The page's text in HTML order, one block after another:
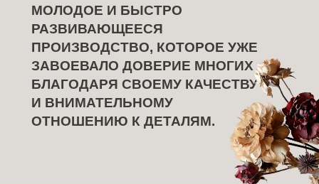
МОЛОДОЕ И БЫСТРО
РАЗВИВАЮЩЕЕСЯ
ПРОИЗВОДСТВО, КОТОРОЕ УЖЕ
ЗАВОЕВАЛО ДОВЕРИЕ МНОГИХ
БЛАГОДАРЯ СВОЕМУ КАЧЕСТВУ
И ВНИМАТЕЛЬНОМУ
ОТНОШЕНИЮ К ДЕТАЛЯМ.